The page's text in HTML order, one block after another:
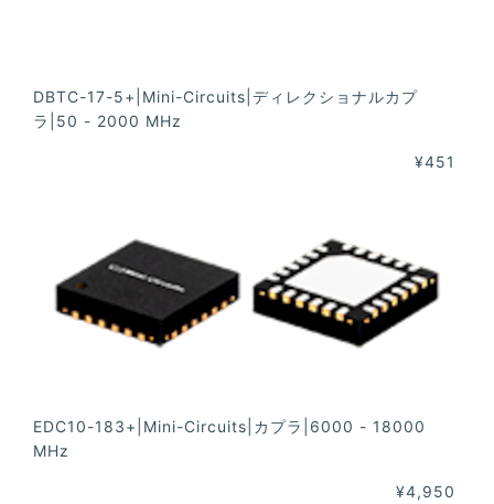
DBTC-17-5+|Mini-Circuits|ディレクショナルカプ
ラ|50 - 2000 MHz
¥451
EDC10-183+|Mini-Circuits|カプラ|6000 - 18000
MHz
¥4,950